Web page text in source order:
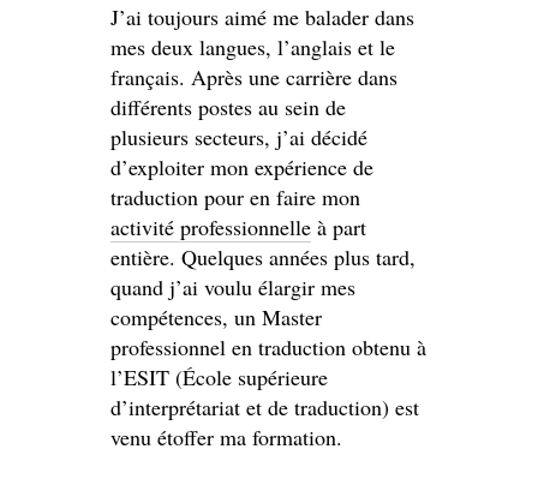
J’ai toujours aimé me balader dans
mes deux langues, l’anglais et le
français. Après une carrière dans
différents postes au sein de
plusieurs secteurs, j’ai décidé
d’exploiter mon expérience de
traduction pour en faire mon
activité professionnelle à part
entière. Quelques années plus tard,
quand j’ai voulu élargir mes
compétences, un Master
professionnel en traduction obtenu à
l’ESIT (École supérieure
d’interprétariat et de traduction) est
venu étoffer ma formation.